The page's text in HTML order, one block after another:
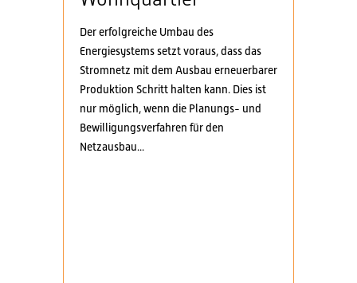
Der erfolgreiche Umbau des
Energiesystems setzt voraus, dass das
Stromnetz mit dem Ausbau erneuerbarer
Produktion Schritt halten kann. Dies ist
nur möglich, wenn die Planungs- und
Bewilligungsverfahren für den
Netzausbau...